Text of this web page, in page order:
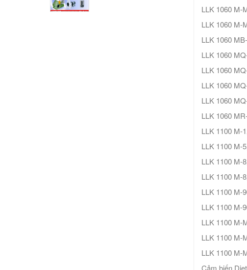
LLK 1060 M-
LLK 1060 M-
LLK 1060
LLK 1060
LLK 1060
LLK 1060
LLK 1060
LLK 1060
LLK 1100 M-
LLK 1100 M-
LLK 1100 M-
LLK 1100 M-
LLK 1100 M-
LLK 1100 M-
LLK 1100 M-
LLK 1100 M-
LLK 1100 M-
Cảm biến